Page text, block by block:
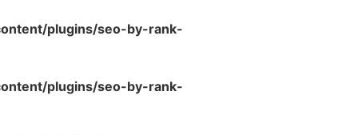
plugins/seo-by-rank-
plugins/seo-by-rank-